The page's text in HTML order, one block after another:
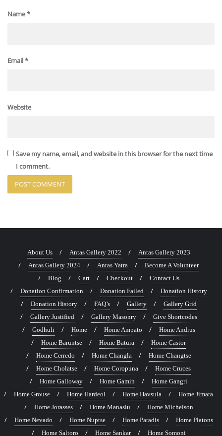
Name*
Email*
Website
Save my name, email, and website in this browser for the next time
I comment.
About Us Antas Gallery 2022
Antas Gallery 2023
Antas Gallery 2024
Antas Yatra
Become A Volunteer
Blog
Cart Checkout
Contact Us
Donation Confirmation
Donation Failed
Donation History
Donation History
FAQ’s Gallery
Gallery Grid
Gallery Justified
Gallery Masonry
Give Shortcodes
Godhuli
Home Home Ampato
Home Andrus
Home Baruntse
Home Batura
Home Castor
Home Cerredo
Home Changla
Home Changtse
Home Cholatse
Home Coropuna
Home Cruces
Home Galloway
Home Gamin
Home Gangri
Home Grouse
Home Hardeol Home Havsula
Home Jimara
Home Jorasses
Home Manaslu
Home Michelson
Home Nevado
Home Nuptse Home Paradis
Home Platons
Home Saltoro
Home Sankar Home Somoni